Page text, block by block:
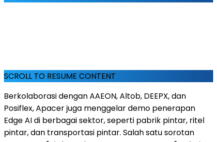
SCROLL TO RESUME CONTENT
Berkolaborasi dengan AAEON, Altob, DEEPX, dan
Posiflex, Apacer juga menggelar demo penerapan
Edge AI di berbagai sektor, seperti pabrik pintar, ritel
pintar, dan transportasi pintar. Salah satu sorotan